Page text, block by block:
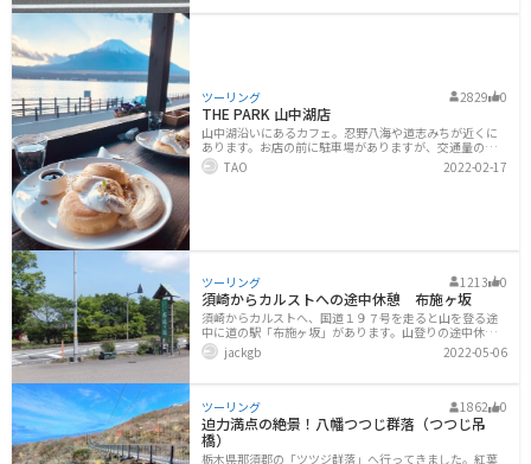
ます♪道が綺麗で景色も良いのでツーリングにピッタシ
【モトブログ】【ワヤエンカウ
ツーリング 2829 0
THE PARK 山中湖店
山中湖沿いにあるカフェ。忍野八海や道志みちが近くに
あります。お店の前に駐車場がありますが、交通量の多
い道沿いにあるため、駐車場からの出し入れが少し難し
いです。席は店内と屋外にあります。屋外席はヒーターが
メニューもあります。
TAO 2022-02-17
ツーリング 1213 0
須崎からカルストへの途中休憩 布施ヶ坂
須崎からカルストへ、国道１９７号を走ると山を登る途
中に道の駅「布施ヶ坂」があります。山登りの途中休憩
所ｗｗ。ここは、お茶が特徴ですね。「摘みたての新茶
です」と、試飲のお茶をいただきました。おいしいお茶
あります。お店の前には屋根付きの休憩エリアもありま
すので、雨の日とか日差しがきついときとか嬉しいです
ね。建物奥にお食事処があります。空腹も満たしてもら
えますｗｗ。バイクの駐輪場は、建物の裏側です。石壁
に見ているのがおトイレ。綺麗なおトイレです。建物前
面が大きな駐車場で、バイクの駐輪場のエリアにも四輪
jackgb 2022-05-06
ツーリング 1862 0
迫力満点の絶景！八幡つつじ群落（つつじ吊
橋）
栃木県那須郡の「ツツジ群落」へ行ってきました。紅葉